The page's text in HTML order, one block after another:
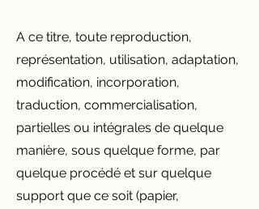
A ce titre, toute reproduction,
représentation, utilisation, adaptation,
modification, incorporation,
traduction, commercialisation,
partielles ou intégrales de quelque
manière, sous quelque forme, par
quelque procédé et sur quelque
support que ce soit (papier,